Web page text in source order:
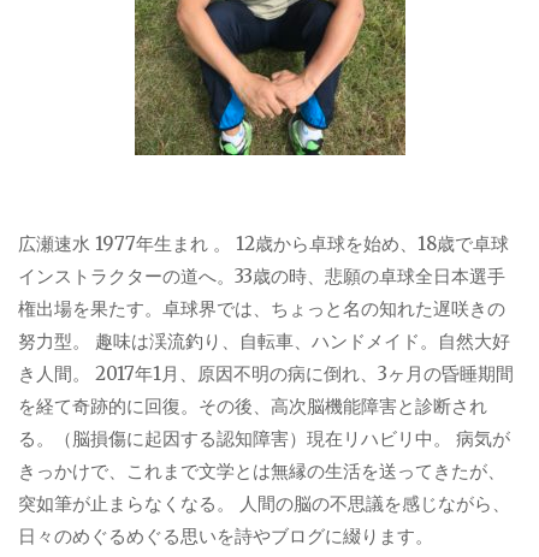
広瀬速水 1977年生まれ 。 12歳から卓球を始め、18歳で卓球
インストラクターの道へ。33歳の時、悲願の卓球全日本選手
権出場を果たす。卓球界では、ちょっと名の知れた遅咲きの
努力型。 趣味は渓流釣り、自転車、ハンドメイド。自然大好
き人間。 2017年1月、原因不明の病に倒れ、3ヶ月の昏睡期間
を経て奇跡的に回復。その後、高次脳機能障害と診断され
る。（脳損傷に起因する認知障害）現在リハビリ中。 病気が
きっかけで、これまで文学とは無縁の生活を送ってきたが、
突如筆が止まらなくなる。 人間の脳の不思議を感じながら、
日々のめぐるめぐる思いを詩やブログに綴ります。